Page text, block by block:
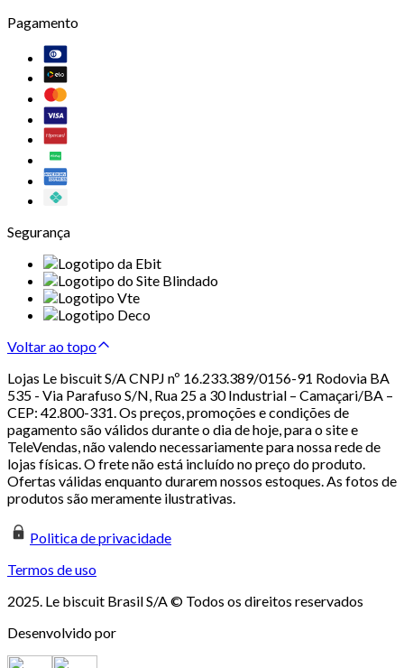
Pagamento
Segurança
Voltar ao topo
Lojas Le biscuit S/A CNPJ nº 16.233.389/0156-91 Rodovia BA
535 - Via Parafuso S/N, Rua 25 a 30 Industrial – Camaçari/BA –
CEP: 42.800-331. Os preços, promoções e condições de
pagamento são válidos durante o dia de hoje, para o site e
TeleVendas, não valendo necessariamente para nossa rede de
lojas físicas. O frete não está incluído no preço do produto.
Ofertas válidas enquanto durarem nossos estoques. As fotos de
produtos são meramente ilustrativas.
Politica de privacidade
Termos de uso
2025. Le biscuit Brasil S/A © Todos os direitos reservados
Desenvolvido por